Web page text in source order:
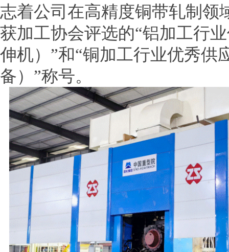
志着公司在高精度铜带轧制领
获加工协会评选的“铝加工行
伸机）”和“铜加工行业优秀供
备）”称号。